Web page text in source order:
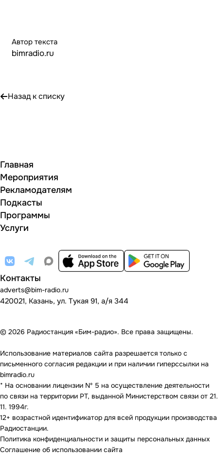
Автор текста
bimradio.ru
Назад к списку
Главная
Мероприятия
Рекламодателям
Подкасты
Программы
Услуги
Контакты
adverts@bim-radio.ru
420021, Казань, ул. Тукая 91, а/я 344
© 2026 Радиостанция «Бим-радио». Все права защищены.
Использование материалов сайта разрешается только с
письменного согласия редакции и при наличии гиперссылки на
bimradio.ru
* На основании лицензии Nº 5 на осуществление деятельности
по связи на территории РТ, выданной Министерством связи от 21.
11. 1994г.
12+ возрастной идентификатор для всей продукции производства
Радиостанции.
Политика конфиденциальности и защиты персональных данных
Соглашение об использовании сайта